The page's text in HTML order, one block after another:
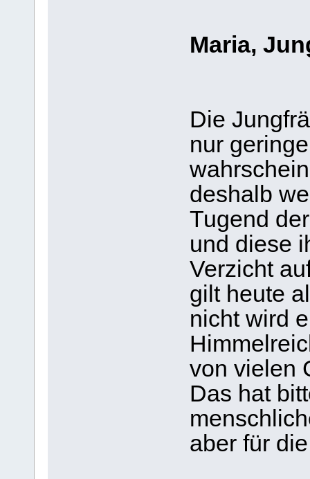
Maria,
Die
nur
deshalb
Tugend
und diese
Verzicht
gilt heute
nicht wird
von vielen
Das hat
aber für